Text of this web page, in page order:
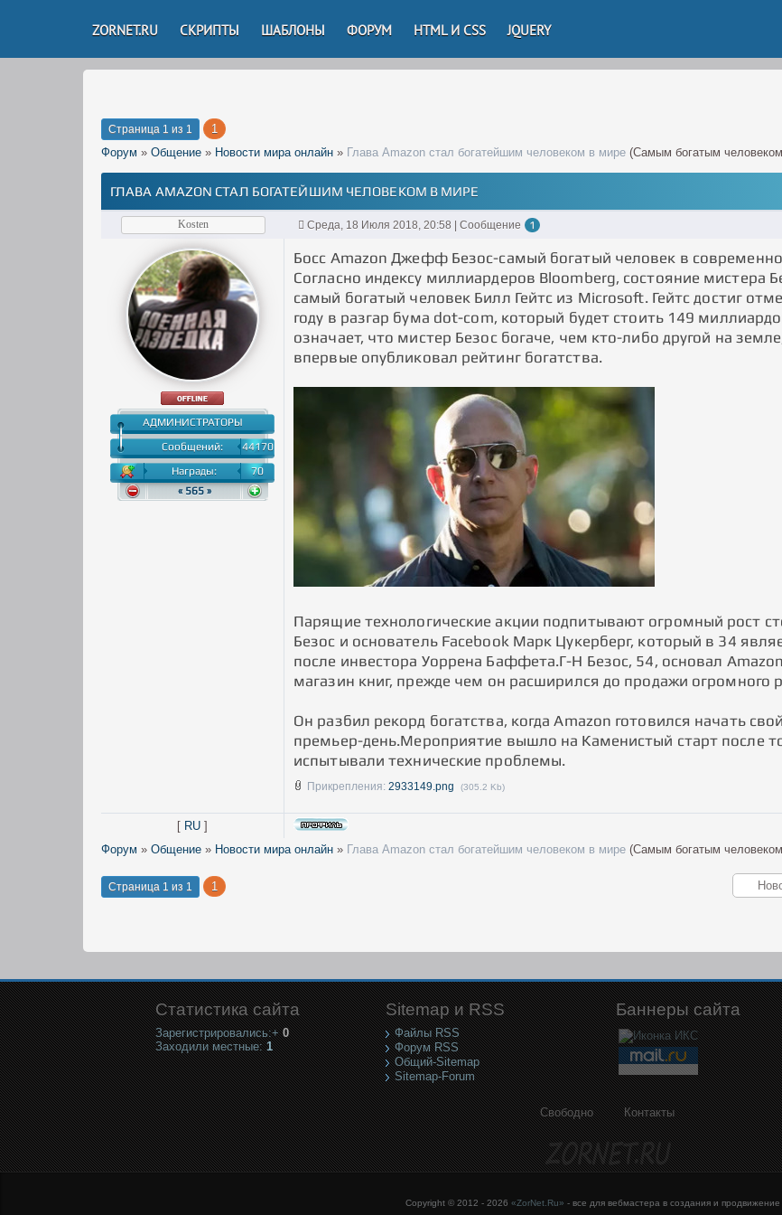
ZORNET.RU СКРИПТЫ ШАБЛОНЫ ФОРУМ HTML И CSS JQUERY
Страница 1 из 1
1
Форум » Общение » Новости мира онлайн » Глава Amazon стал богатейшим человеком в мире (Самым богатым
ГЛАВА AMAZON СТАЛ БОГАТЕЙШИМ ЧЕЛОВЕКОМ В МИРЕ
Kosten Среда, 18 Июля 2018, 20:58 | Сообщение 1
АДМИНИСТРАТОРЫ
Сообщений:
44170
Награды:
70
« 565 »
Босс Amazon Джефф Безос-самый богатый человек в
Согласно индексу миллиардеров Bloomberg, состояние мистера
самый богатый человек Билл Гейтс из Microsoft. Гейтс достиг
году в разгар бума dot-com, который будет стоить 149
означает, что мистер Безос богаче, чем кто-либо другой на
впервые опубликовал рейтинг богатства.
Парящие технологические акции подпитывают огромный рост
Безос и основатель Facebook Марк Цукерберг, который в 34
после инвестора Уоррена Баффета.Г-Н Безос, 54, основал
магазин книг, прежде чем он расширился до продажи огромного
Он разбил рекорд богатства, когда Amazon готовился начать
премьер-день.Мероприятие вышло на Каменистый старт после
испытывали технические проблемы.
Прикрепления: 2933149.png (305.2 Kb)
[ RU ]
Форум » Общение » Новости мира онлайн » Глава Amazon стал богатейшим человеком в мире (Самым богатым
Страница 1 из 1 1
Статистика сайта
Зарегистрировались:+ 0
Заходили местные: 1
Sitemap и RSS
Файлы RSS
Форум RSS
Общий-Sitemap
Sitemap-Forum
Баннеры сайта
Свободно Контакты
Copyright © 2012 - 2026 «ZorNet.Ru» - все для вебмастера в создания и продвижение